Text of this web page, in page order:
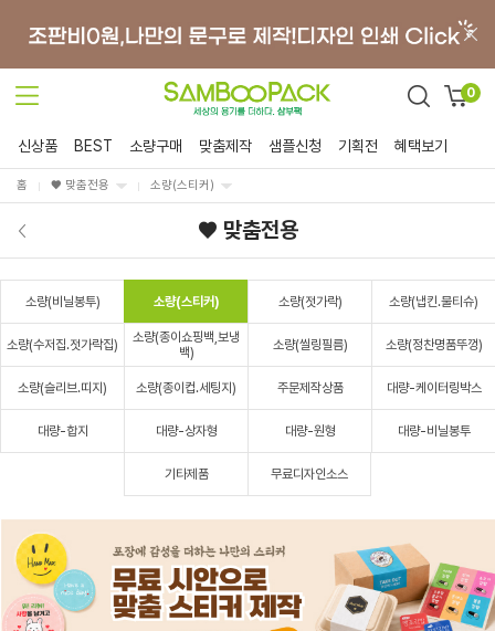
0
신상품 BEST 소량구매 맞춤제작 샘플신청 기획전 혜택보기
홈 ♥ 맞춤전용 소량(스티커)
♥ 맞춤전용
소량(비닐봉투) 소량(스티커) 소량(젓가락) 소량(냅킨.물티슈)
소량(수저집.젓가락집)
소량(종이쇼핑백,보냉
백)
소량(씰링필름) 소량(정찬명품뚜껑)
소량(슬리브.띠지) 소량(종이컵.세팅지) 주문제작상품 대량-케이터링박스
대량-합지 대량-상자형 대량-원형 대량-비닐봉투
기타제품 무료디자인소스